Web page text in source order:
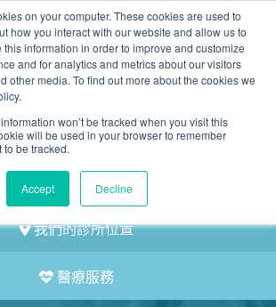
on your computer. These cookies are used to
how you interact with our website and allow us to
information in order to improve and customize
and for analytics and metrics about our visitors
other media. To find out more about the cookies we
won’t be tracked when you visit this
will be used in your browser to remember
be tracked.
Accept Decline
預約
我們的診所位置
醫療服務